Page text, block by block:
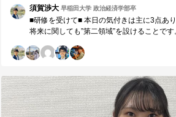
部の中長期ビジョンの伝授によって支部全
も、足元の行動にまで言及したコーチング
析・課題の抽出 全体を通じて、コーチング
などに具体例を用いた話や1つ1つの活動の
たと感じた。 ３．今後の対策・計画 セルフ
向性に向けるメッセージを伝えられるよう
リーダーやコーチに具体的に感謝したいこ
を頂きましたか。（感謝の気持ちも一緒に
須賀渉大早稲田大学 政治経済学部卒
■研修を受けて■ 本日の気付きは主に3点あ
将来に関しても”第二領域”を設けることで
瞬間があります。今を大切にしながらも中
シップに関してです。お互いが約束を大切
約束を行い進化し続ける体制を創り上げら
意識します。 3点目に関しては”コミュニケ
ト”に関してです。互いを尊重した建設的な